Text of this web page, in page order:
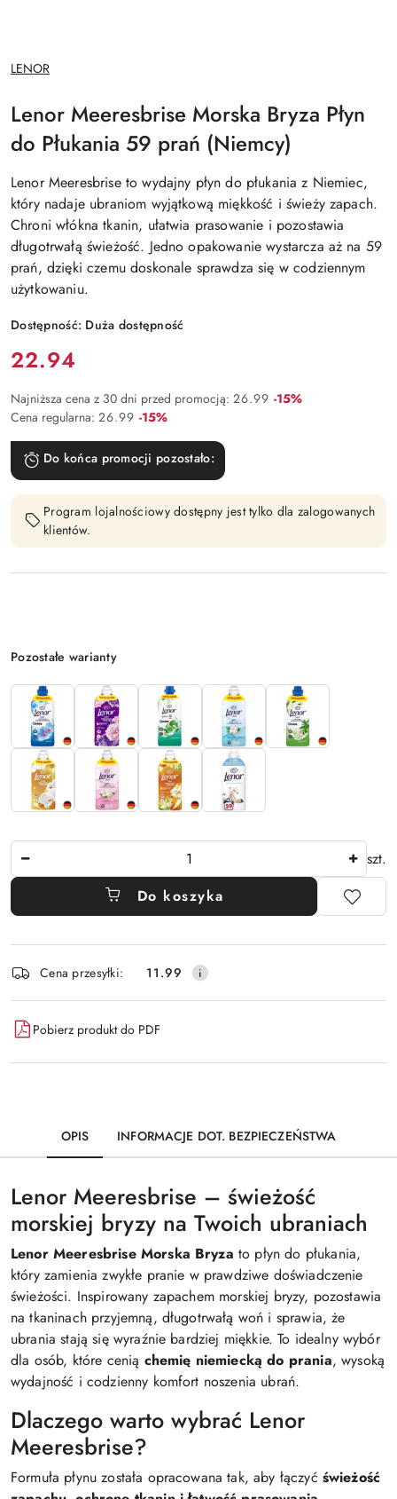
NAZWA
PRODUCENTA:
LENOR
Lenor Meeresbrise Morska Bryza Płyn
do Płukania 59 prań (Niemcy)
Lenor Meeresbrise to wydajny płyn do płukania z Niemiec,
który nadaje ubraniom wyjątkową miękkość i świeży zapach.
Chroni włókna tkanin, ułatwia prasowanie i pozostawia
długotrwałą świeżość. Jedno opakowanie wystarcza aż na 59
prań, dzięki czemu doskonale sprawdza się w codziennym
użytkowaniu.
Dostępność: Duża dostępność
Cena:
22.94
Najniższa cena z 30 dni przed promocją: 26.99 Rabat:
-15%
Cena regularna: 26.99 Rabat:
-15%
Do końca promocji pozostało:
Program lojalnościowy dostępny jest tylko dla zalogowanych
klientów.
Wariant
Pozostałe warianty
szt.
Do koszyka
i
dostawa
Cena przesyłki: 11.99
Pobierz produkt do PDF
OPIS INFORMACJE DOT. BEZPIECZEŃSTWA
Lenor Meeresbrise – świeżość
morskiej bryzy na Twoich ubraniach
Lenor Meeresbrise Morska Bryza to płyn do płukania,
który zamienia zwykłe pranie w prawdziwe doświadczenie
świeżości. Inspirowany zapachem morskiej bryzy, pozostawia
na tkaninach przyjemną, długotrwałą woń i sprawia, że
ubrania stają się wyraźnie bardziej miękkie. To idealny wybór
dla osób, które cenią chemię niemiecką do prania, wysoką
wydajność i codzienny komfort noszenia ubrań.
Dlaczego warto wybrać Lenor
Meeresbrise?
Formuła płynu została opracowana tak, aby łączyć świeżość